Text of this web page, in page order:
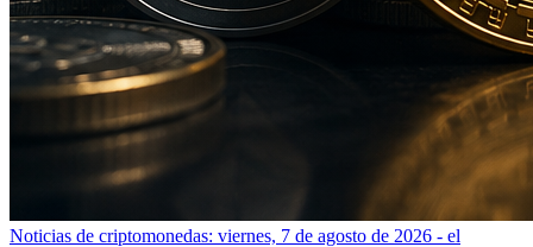
Noticias de criptomonedas: viernes, 7 de agosto de 2026 - el